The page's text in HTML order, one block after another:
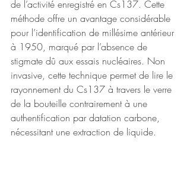
de l’activité enregistré en Cs137. Cette
méthode offre un avantage considérable
pour l’identification de millésime antérieur
à 1950, marqué par l’absence de
stigmate dû aux essais nucléaires. Non
invasive, cette technique permet de lire le
rayonnement du Cs137 à travers le verre
de la bouteille contrairement à une
authentification par datation carbone,
nécessitant une extraction de liquide.